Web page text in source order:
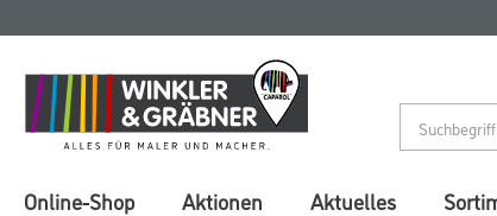
springen
springen
Online-Shop Aktionen Aktuelles